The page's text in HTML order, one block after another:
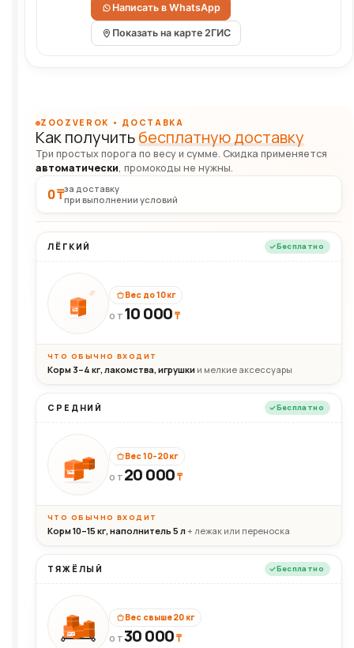
Написать в WhatsApp
Показать на карте 2ГИС
ZOOZVEROK • ДОСТАВКА
Как получитьбесплатную доставку
Три простых порога по весу и сумме. Скидка применяется
автоматически, промокоды не нужны.
0 ₸за доставку
при выполнении условий
ЛЁГКИЙ Бесплатно
10кг
Вес до 10 кг
ОТ 10 000₸
ЧТО ОБЫЧНО ВХОДИТ
Корм 3–4 кг, лакомства, игрушки и мелкие аксессуары
СРЕДНИЙ Бесплатно
20кг
Вес 10–20 кг
ОТ 20 000₸
ЧТО ОБЫЧНО ВХОДИТ
Корм 10–15 кг, наполнитель 5 л+ лежак или переноска
ТЯЖЁЛЫЙ Бесплатно
30+кг
Вес свыше 20 кг
ОТ30 000₸